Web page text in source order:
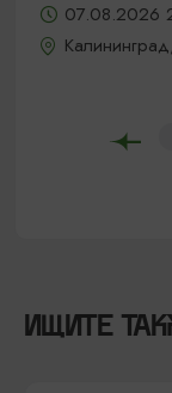
07.08.2026
ИЩИТЕ